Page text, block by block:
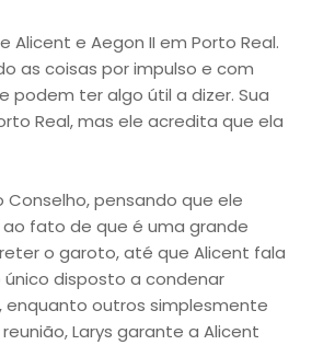
e Aegon II em Porto Real.
as coisas por impulso e com
podem ter algo útil a dizer. Sua
Real, mas ele acredita que ela
pensando que ele
fato de que é uma grande
o garoto, até que Alicent fala
disposto a condenar
enquanto outros simplesmente
Larys garante a Alicent